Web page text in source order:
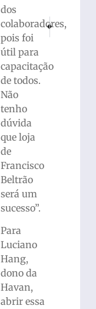
dos
colaboradores,
pois foi
útil para
capacitação
de todos.
Não
tenho
dúvida
que loja
de
Francisco
Beltrão
será um
sucesso”.
Para
Luciano
Hang,
dono da
Havan,
abrir essa
ANTERIOR
PRÓXIMO